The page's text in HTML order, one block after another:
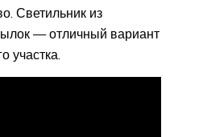
Светильник из
— отличный вариант
участка.